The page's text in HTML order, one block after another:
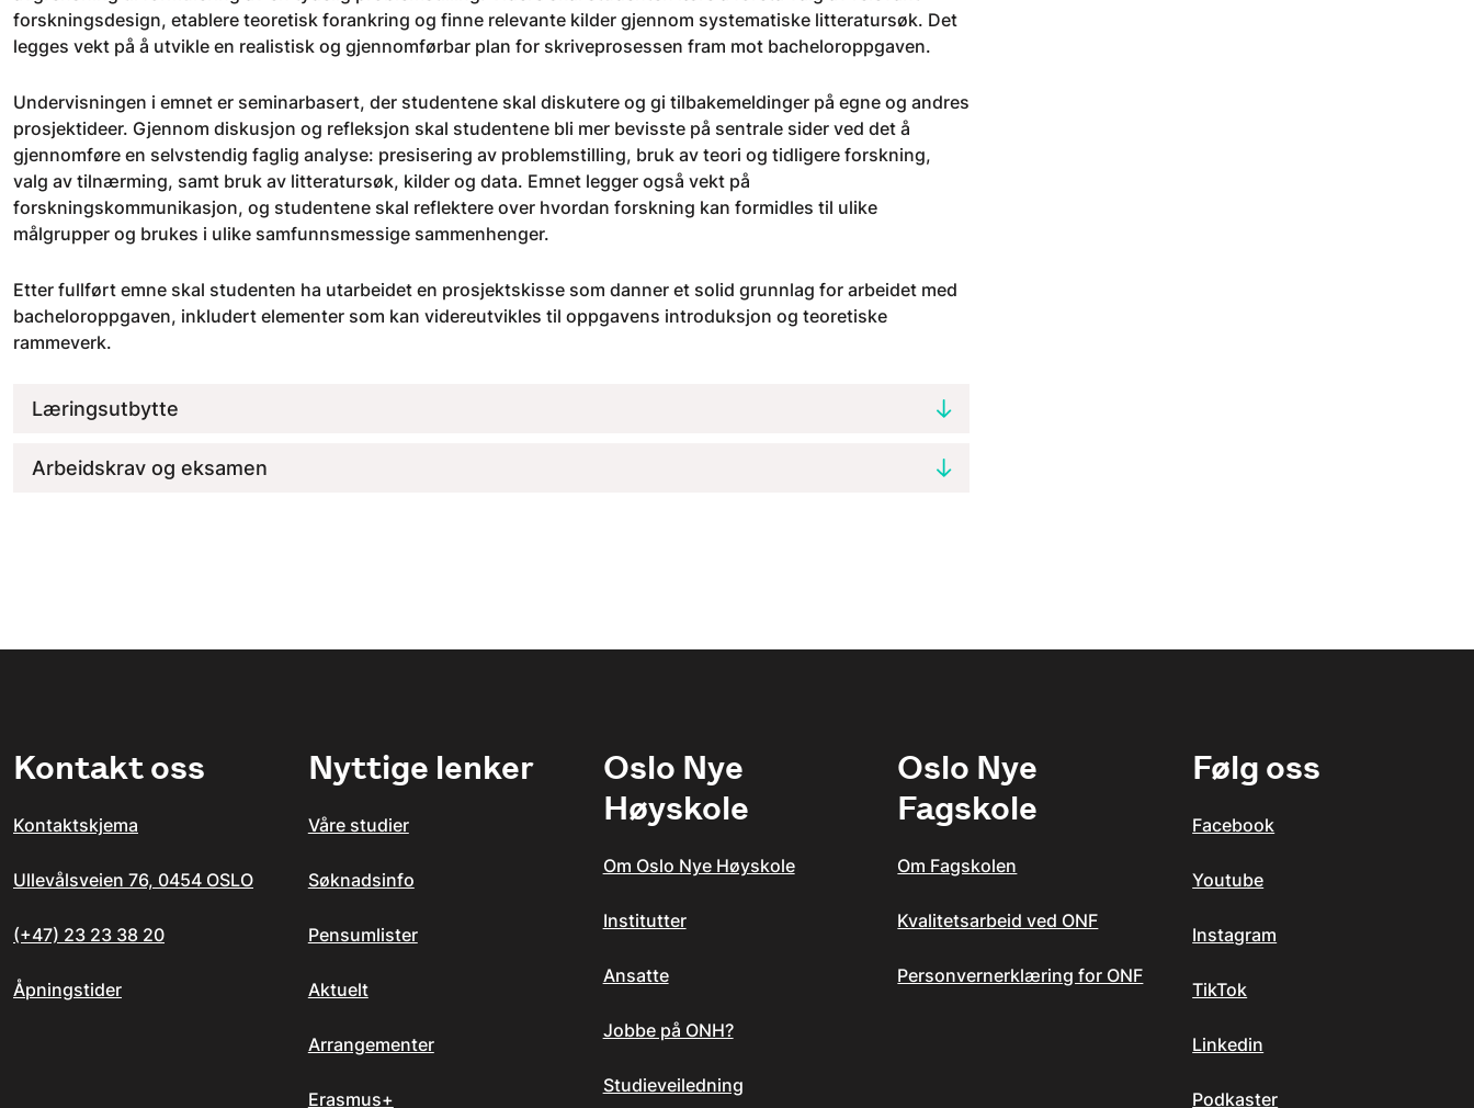
forskningsdesign, etablere teoretisk forankring og finne relevante kilder gjennom systematiske litteratursøk. Det
legges vekt på å utvikle en realistisk og gjennomførbar plan for skriveprosessen fram mot bacheloroppgaven.
Undervisningen i emnet er seminarbasert, der studentene skal diskutere og gi tilbakemeldinger på egne og andres
prosjektideer. Gjennom diskusjon og refleksjon skal studentene bli mer bevisste på sentrale sider ved det å
gjennomføre en selvstendig faglig analyse: presisering av problemstilling, bruk av teori og tidligere forskning,
valg av tilnærming, samt bruk av litteratursøk, kilder og data. Emnet legger også vekt på
forskningskommunikasjon, og studentene skal reflektere over hvordan forskning kan formidles til ulike
målgrupper og brukes i ulike samfunnsmessige sammenhenger.
Etter fullført emne skal studenten ha utarbeidet en prosjektskisse som danner et solid grunnlag for arbeidet med
bacheloroppgaven, inkludert elementer som kan videreutvikles til oppgavens introduksjon og teoretiske
rammeverk.
Læringsutbytte
Arbeidskrav og eksamen
Kontakt oss
Kontaktskjema
Ullevålsveien 76, 0454 OSLO
(+47) 23 23 38 20
Åpningstider
Nyttige lenker
Våre studier
Søknadsinfo
Pensumlister
Aktuelt
Arrangementer
Erasmus+
Oslo Nye
Høyskole
Om Oslo Nye Høyskole
Institutter
Ansatte
Jobbe på ONH?
Studieveiledning
Oslo Nye
Fagskole
Om Fagskolen
Kvalitetsarbeid ved ONF
Personvernerklæring for ONF
Følg oss
Facebook
Youtube
Instagram
TikTok
Linkedin
Podkaster